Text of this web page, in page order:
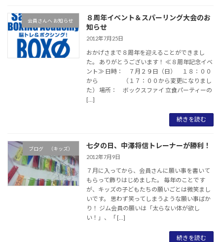
会員さんへ お知らせ
８周年イベント＆スパーリング大会のお
知らせ
2012年7月25日
おかげさまで８周年を迎えることができまし
た。 ありがとうございます！ ≪８周年記念イベ
ント≫ 日時： ７月２９日（日） １８：００
から （１７：００から変更になりまし
た） 場所： ボックスファイ 立食パーティーの
[…]
続きを読む
ブログ （キッズ） 七夕の日、中澤将信トレーナーが勝利！
2012年7月9日
７月に入ってから、会員さんに願い事を書いて
もらって飾りはじめました。 毎年のことです
が、キッズの子どもたちの願いごとは微笑まし
いです。 思わず笑ってしまうような願い事ばか
り！ ジム会員の願いは「太らない体が欲し
い！」、「 […]
続きを読む